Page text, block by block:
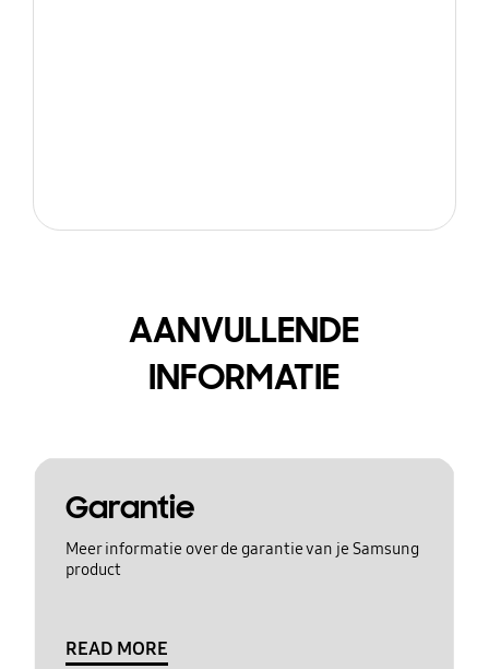
AANVULLENDE
INFORMATIE
Garantie
Meer informatie over de garantie van je Samsung
product
READ MORE